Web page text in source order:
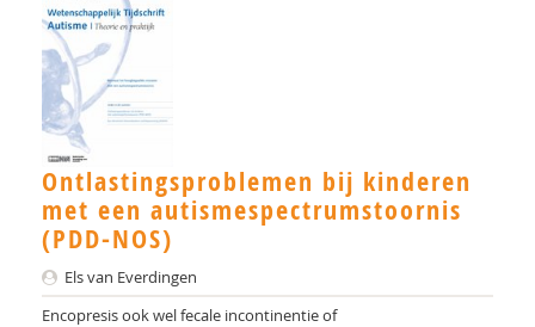
MSc.
N.G.A. Tak
PhD
Rotterdam
Yulius)
J.H.W. (Jorgen) Mous
PhD* | Instituut voor Psychologie
Ontlastingsproblemen bij kinderen
met een autismespectrumstoornis
(PDD-NOS)
Els van Everdingen
Encopresis ook wel fecale incontinentie of